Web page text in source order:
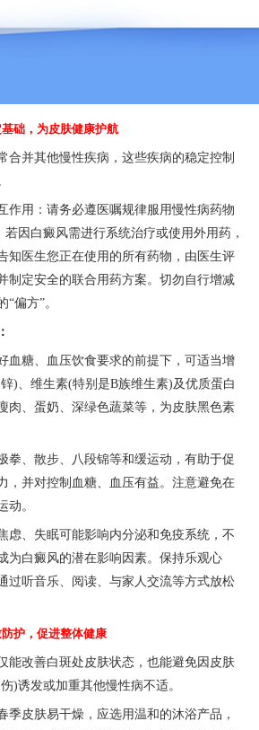
础，为皮肤健康护航
并其他慢性疾病，这些疾病的稳定控制
用：请务必遵医嘱规律服用慢性病药物
因白癜风需进行系统治疗或使用外用药，
知医生您正在使用的所有药物，由医生评
制定安全的联合用药方案。切勿自行增减
偏方”。
糖、血压饮食要求的前提下，可适当增
)、维生素(特别是B族维生素)及优质蛋白
肉、蛋奶、深绿色蔬菜等，为皮肤黑色素
、散步、八段锦等和缓运动，有助于促
，并对控制血糖、血压有益。注意避免在
动。
、失眠可能影响内分泌和免疫系统，不
为白癜风的潜在影响因素。保持乐观心
过听音乐、阅读、与家人交流等方式放松
护，促进整体健康
改善白斑处皮肤状态，也能避免因皮肤
)诱发或加重其他慢性病不适。
皮肤易干燥，应选用温和的沐浴产品，